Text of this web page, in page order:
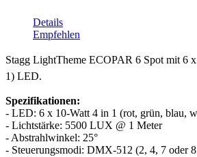
Details
Empfehlen
Stagg LightTheme ECOPAR 6 Spot mit 6
1) LED.
Spezifikationen:
- LED: 6 x 10-Watt 4 in 1 (rot, grün, blau,
- Lichtstärke: 5500 LUX @ 1 Meter
- Abstrahlwinkel: 25°
- Steuerungsmodi: DMX-512 (2, 4, 7 oder